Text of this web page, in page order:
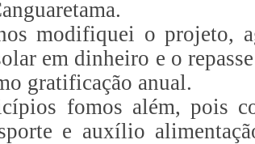
modifiquei o projeto,
em dinheiro e o
gratificação anual.
fomos além, pois
e auxílio